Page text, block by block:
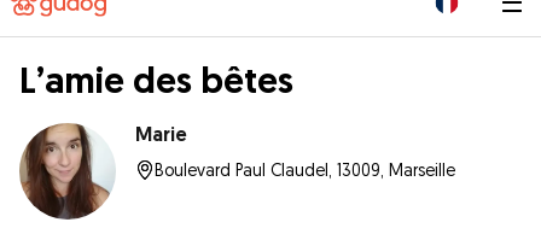
L’amie des bêtes
Marie
Boulevard Paul Claudel, 13009, Marseille